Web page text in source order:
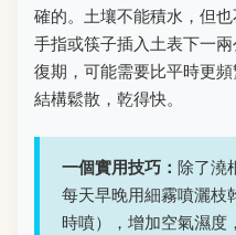
確的。土壤不能積水，但
手指或筷子插入土表下一
復期，可能需要比平時更
結構鬆散，乾得快。
一個實用技巧： 除了澆
每天早晚用細霧噴灑枝
時噴），增加空氣濕度